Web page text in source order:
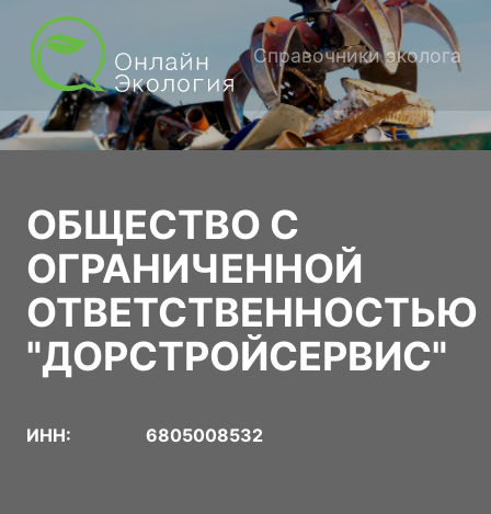
Справочники эколога
ОБЩЕСТВО С
ОГРАНИЧЕННОЙ
ОТВЕТСТВЕННОСТЬЮ
"ДОРСТРОЙСЕРВИС"
ИНН: 6805008532